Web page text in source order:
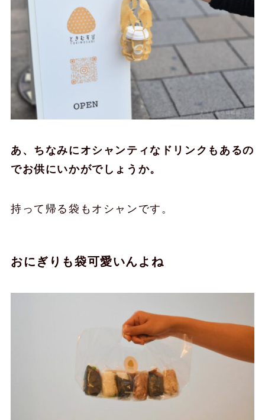
あ、ちなみにオシャンティなドリンクもあるの
でお供にいかがでしょうか。
持って帰る袋もオシャンです。
おにぎりも袋可愛いんよね